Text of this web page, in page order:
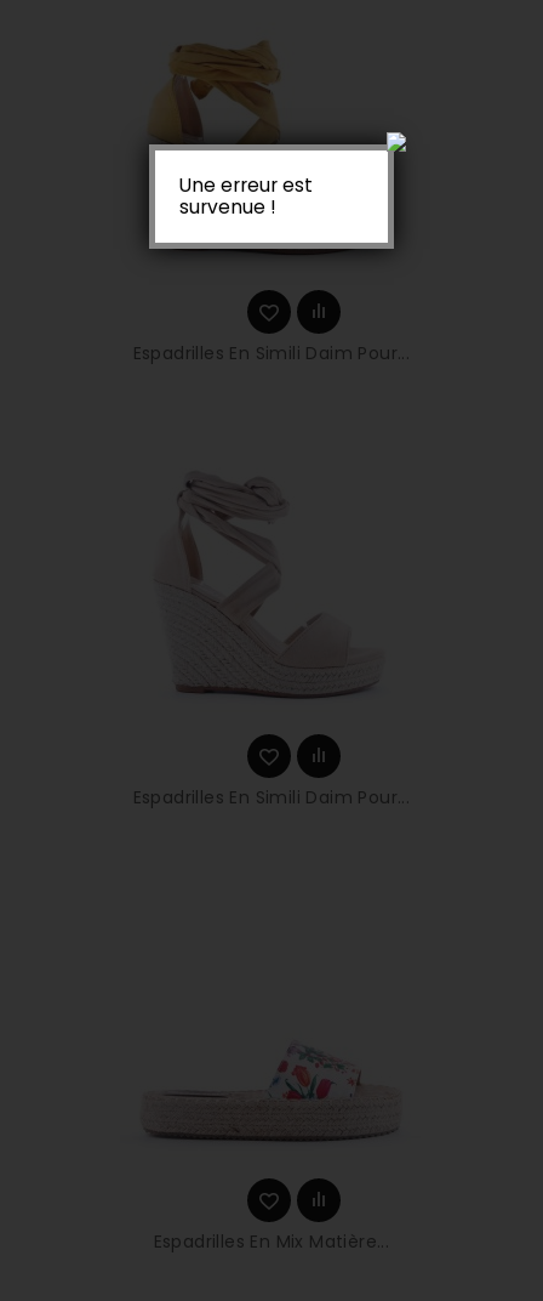
Espadrilles En Simili Daim Pour...
Espadrilles En Simili Daim Pour...
Espadrilles En Mix Matière...
Une erreur est
survenue !